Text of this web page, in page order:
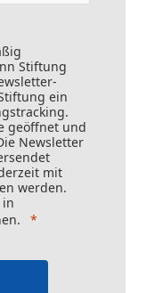
Stiftung
ein
geöffnet und
Newsletter
mit
werden.
.